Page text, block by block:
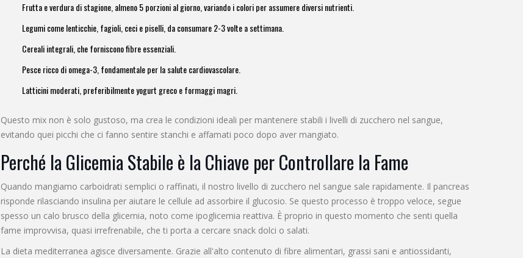
Frutta e verdura di stagione, almeno 5 porzioni al giorno, variando i colori per assumere diversi nutrienti.
Legumi come lenticchie, fagioli, ceci e piselli, da consumare 2-3 volte a settimana.
Cereali integrali, che forniscono fibre essenziali.
Pesce ricco di omega-3, fondamentale per la salute cardiovascolare.
Latticini moderati, preferibilmente yogurt greco e formaggi magri.
Questo mix non è solo gustoso, ma crea le condizioni ideali per mantenere stabili i livelli di zucchero nel sangue,
evitando quei picchi che ci fanno sentire stanchi e affamati poco dopo aver mangiato.
Perché la Glicemia Stabile è la Chiave per Controllare la Fame
Quando mangiamo carboidrati semplici o raffinati, il nostro livello di zucchero nel sangue sale rapidamente. Il pancreas
risponde rilasciando insulina per aiutare le cellule ad assorbire il glucosio. Se questo processo è troppo veloce, segue
spesso un calo brusco della glicemia, noto come ipoglicemia reattiva. È proprio in questo momento che senti quella
fame improvvisa, quasi irrefrenabile, che ti porta a cercare snack dolci o salati.
La dieta mediterranea agisce diversamente. Grazie all'alto contenuto di fibre alimentari, grassi sani e antiossidanti,